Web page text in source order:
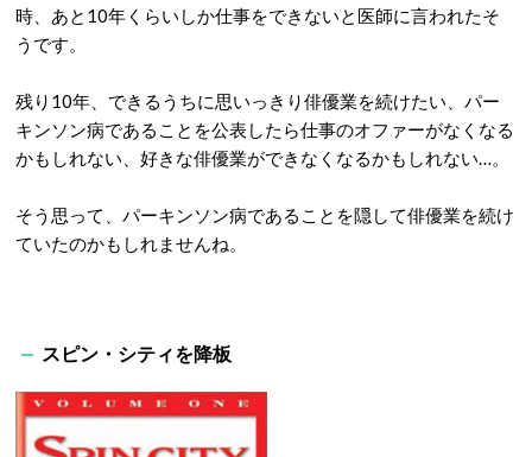
時、あと10年くらいしか仕事をできないと医師に言われたそ
うです。
残り10年、できるうちに思いっきり俳優業を続けたい、パー
キンソン病であることを公表したら仕事のオファーがなくなる
かもしれない、好きな俳優業ができなくなるかもしれない…。
そう思って、パーキンソン病であることを隠して俳優業を続け
ていたのかもしれませんね。
スピン・シティを降板